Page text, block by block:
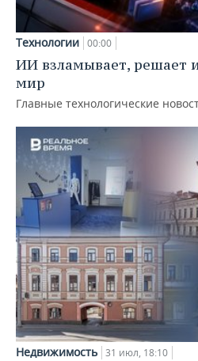
Технологии 00:00
ИИ взламывает, решает
мир
Главные технологические
Недвижимость 31 июл, 18:10